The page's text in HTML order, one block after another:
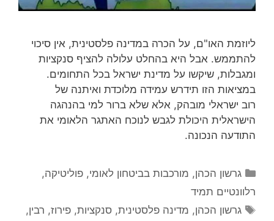
ליוזמת האו"ם, על הכרה במדינה פלסטינית, אין סיכוי
להתממש. אבל היא בהחלט עלולה להציף סנקציות
ומגבלות, שיקשו על מדינת ישראל בכל התחומים.
במציאות הזו תידרש עמידה מלוכדת ואיתנה של
רוב ישראלי מובהק, אלא שלא ברור למי בהנהגה
הישראלית היכולת לגבש לנוכח האתגר הלאומי את
התודעה הנכונה.
קטגוריות
גרשון הכהן, מורכבות בביטחון לאומי,פוליטיקה,
רלוונטיים תמיד
תגיות
גרשון הכהן, מדינה פלסטינית,סנקציות,פירוז, רבין,